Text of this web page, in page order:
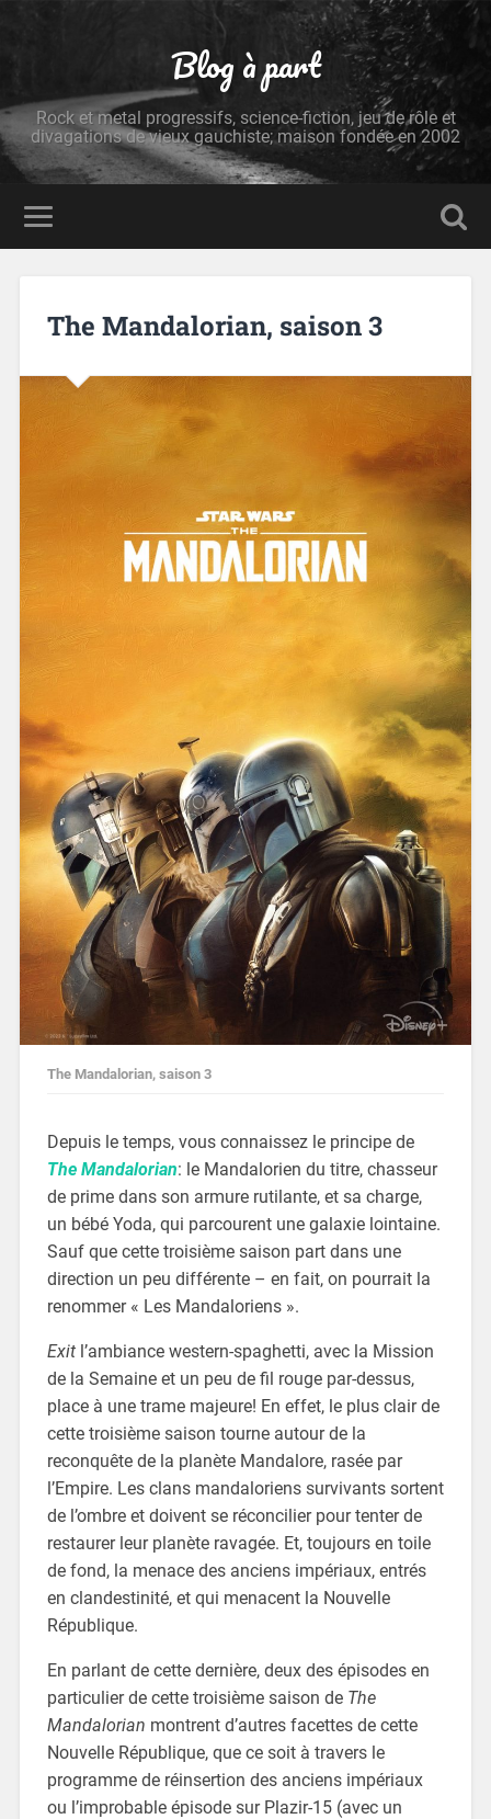
Blog à part
Rock et metal progressifs, science-fiction, jeu de rôle et
divagations de vieux gauchiste; maison fondée en 2002
The Mandalorian, saison 3
The Mandalorian, saison 3
Depuis le temps, vous connaissez le principe de
The Mandalorian: le Mandalorien du titre, chasseur
de prime dans son armure rutilante, et sa charge,
un bébé Yoda, qui parcourent une galaxie lointaine.
Sauf que cette troisième saison part dans une
direction un peu différente – en fait, on pourrait la
renommer « Les Mandaloriens ».
Exitl’ambiance western-spaghetti, avec la Mission
de la Semaine et un peu de fil rouge par-dessus,
place à une trame majeure! En effet, le plus clair de
cette troisième saison tourne autour de la
reconquête de la planète Mandalore, rasée par
l’Empire. Les clans mandaloriens survivants sortent
de l’ombre et doivent se réconcilier pour tenter de
restaurer leur planète ravagée. Et, toujours en toile
de fond, la menace des anciens impériaux, entrés
en clandestinité, et qui menacent la Nouvelle
République.
En parlant de cette dernière, deux des épisodes en
particulier de cette troisième saison de The
Mandalorian montrent d’autres facettes de cette
Nouvelle République, que ce soit à travers le
programme de réinsertion des anciens impériaux
ou l’improbable épisode sur Plazir-15 (avec un